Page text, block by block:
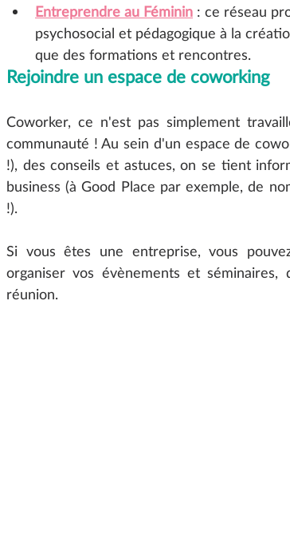
Entreprendre au Féminin : ce réseau
psychosocial et pédagogique à la
que des formations et rencontres.
Rejoindre un espace de coworking
Coworker, ce n'est pas simplement
communauté ! Au sein d'un espace de
!), des conseils et astuces, on se tient
business (à Good Place par exemple, de
!).
Si vous êtes une entreprise, vous
organiser vos évènements et
réunion.